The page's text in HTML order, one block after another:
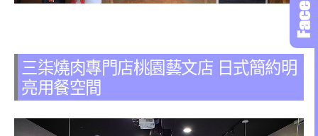
三柒燒肉專門店桃園藝文店 日式簡約明
亮用餐空間